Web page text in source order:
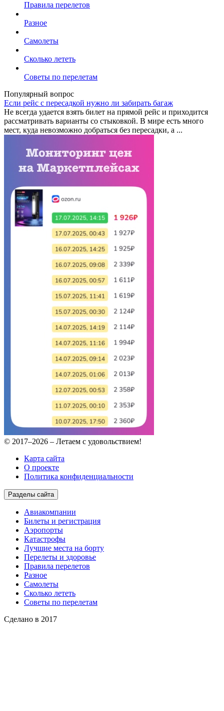
Правила перелетов
Разное
Самолеты
Сколько лететь
Советы по перелетам
Популярный вопрос
Если рейс с пересадкой нужно ли забирать багаж
Не всегда удается взять билет на прямой рейс и приходится
рассматривать варианты со стыковкой. В мире есть много
мест, куда невозможно добраться без пересадки, а ...
© 2017–2026 – Летаем с удовольствием!
Карта сайта
О проекте
Политика конфиденциальности
Разделы сайта
Авиакомпании
Билеты и регистрация
Аэропорты
Катастрофы
Лучшие места на борту
Перелеты и здоровье
Правила перелетов
Разное
Самолеты
Сколько лететь
Советы по перелетам
Сделано в 2017